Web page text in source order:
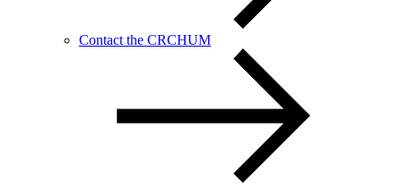
Contact the CRCHUM